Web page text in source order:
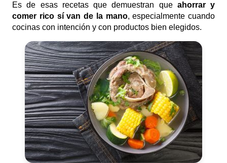
Es de esas recetas que demuestran que ahorrar y
comer rico sí van de la mano, especialmente cuando
cocinas con intención y con productos bien elegidos.